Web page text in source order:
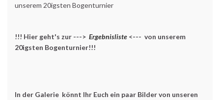
unserem 20igsten Bogenturnier
!!! Hier geht's zur ---> Ergebnisliste <--- von unserem
20igsten Bogenturnier!!!
In der Galerie könnt Ihr Euch ein paar Bilder von unseren